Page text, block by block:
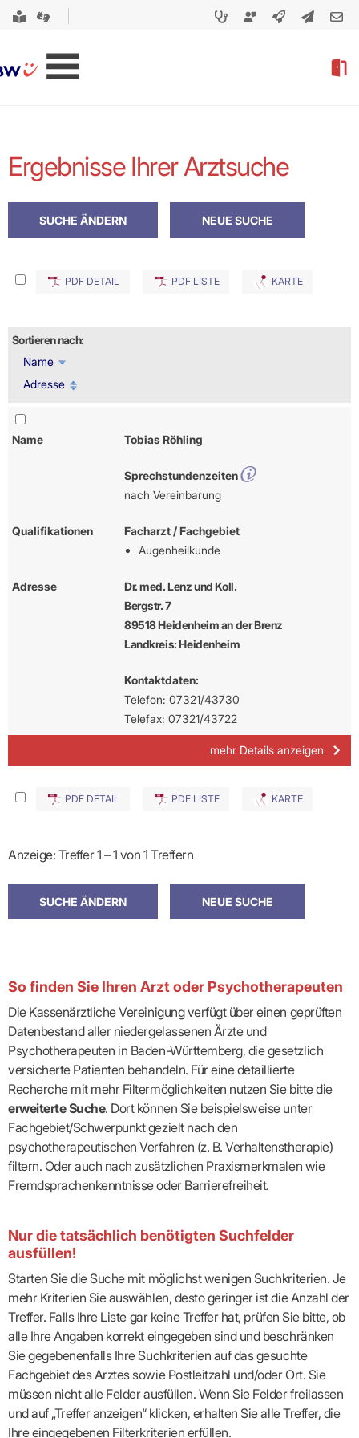
Ergebnisse Ihrer Arztsuche
PDF DETAIL PDF LISTE KARTE
Sortieren nach:
Name
Adresse
Name Tobias Röhling
Sprechstundenzeiten
nach Vereinbarung
Qualifikationen
Facharzt / Fachgebiet
Augenheilkunde
Adresse
Dr. med. Lenz und Koll.
Bergstr. 7
89518 Heidenheim an der Brenz
Landkreis: Heidenheim
Kontaktdaten:
Telefon: 07321/43730
Telefax: 07321/43722
mehr Details anzeigen
PDF DETAIL PDF LISTE KARTE
Anzeige: Treffer 1 – 1 von 1 Treffern
So finden Sie Ihren Arzt oder Psychotherapeuten
Die Kassenärztliche Vereinigung verfügt über einen geprüften
Datenbestand aller niedergelassenen Ärzte und
Psychotherapeuten in Baden-Württemberg, die gesetzlich
versicherte Patienten behandeln. Für eine detaillierte
Recherche mit mehr Filtermöglichkeiten nutzen Sie bitte die
erweiterte Suche. Dort können Sie beispielsweise unter
Fachgebiet/Schwerpunkt gezielt nach den
psychotherapeutischen Verfahren (z. B. Verhaltenstherapie)
filtern. Oder auch nach zusätzlichen Praxismerkmalen wie
Fremdsprachenkenntnisse oder Barrierefreiheit.
Nur die tatsächlich benötigten Suchfelder
ausfüllen!
Starten Sie die Suche mit möglichst wenigen Suchkriterien. Je
mehr Kriterien Sie auswählen, desto geringer ist die Anzahl der
Treffer. Falls Ihre Liste gar keine Treffer hat, prüfen Sie bitte, ob
alle Ihre Angaben korrekt eingegeben sind und beschränken
Sie gegebenenfalls Ihre Suchkriterien auf das gesuchte
Fachgebiet des Arztes sowie Postleitzahl und/oder Ort. Sie
müssen nicht alle Felder ausfüllen. Wenn Sie Felder freilassen
und auf „Treffer anzeigen“ klicken, erhalten Sie alle Treffer, die
Ihre eingegebenen Filterkriterien erfüllen.